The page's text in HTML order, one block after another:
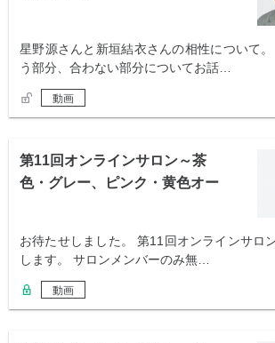
星野源さんと新垣結衣さんの相性について
う部分、合わない部分についてお話…
動画
第11回オンラインサロン～茶
色・グレー、ピンク・黄色オー
お待たせしました。 第11回オンラインサロ
します。 サロンメンバーのみ無…
動画